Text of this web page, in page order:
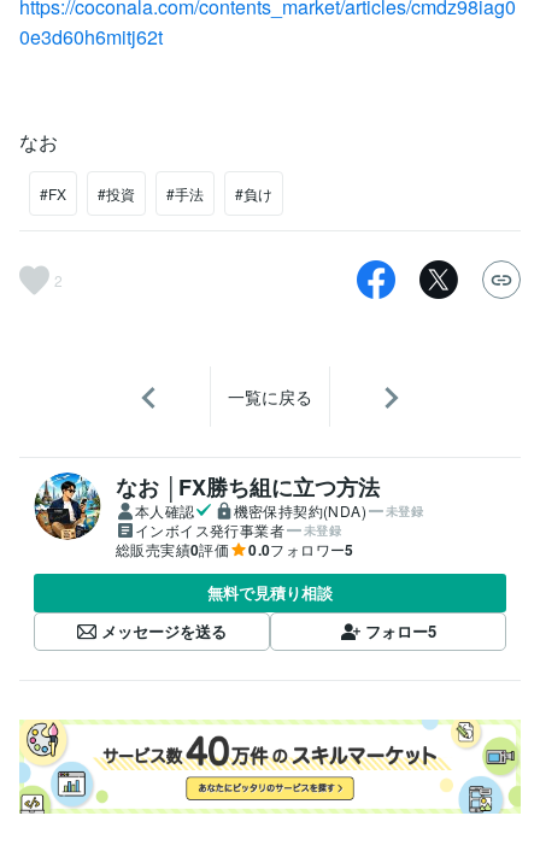
https://coconala.com/contents_market/articles/cmdz98iag0
0e3d60h6mitj62t
なお
#FX #投資 #手法 #負け
2
一覧に戻る
なお │FX勝ち組に立つ方法
本人確認 機密保持契約(NDA) 未登録
インボイス発行事業者 未登録
総販売実績0評価 0.0フォロワー5
無料で見積り相談
メッセージを送る
フォロー5